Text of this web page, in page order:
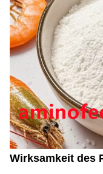
Wirksamkeit des